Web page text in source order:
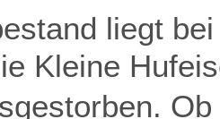
liegt
Kleine